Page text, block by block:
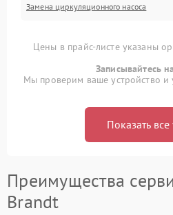
Замена циркуляционного насоса
Цены в прайс-листе указаны
Записывайтесь
Мы проверим ваше устройство и
Показать все
Преимущества
Brandt